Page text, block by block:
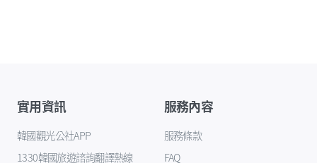
實用資訊
韓國觀光公社APP
1330韓國旅遊諮詢翻譯熱線
服務內容
服務條款
FAQ